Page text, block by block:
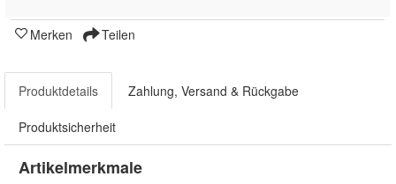
Merken Teilen
Produktdetails Zahlung, Versand & Rückgabe
Produktsicherheit
Artikelmerkmale